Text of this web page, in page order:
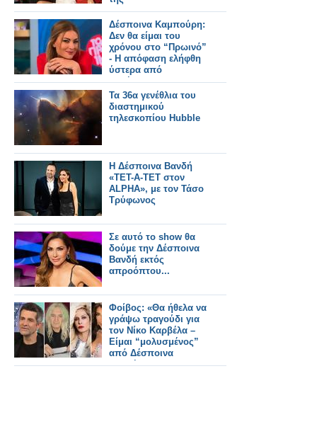
Δέσποινα Καμπούρη:
Δεν θα είμαι του
χρόνου στο “Πρωινό”
- Η απόφαση ελήφθη
ύστερα από
συζήτηση με το
κανάλι
Τα 36α γενέθλια του
διαστημικού
τηλεσκοπίου Hubble
Η Δέσποινα Βανδή
«ΤΕΤ-Α-ΤΕΤ στον
ALPHA», με τον Τάσο
Τρύφωνος
Σε αυτό το show θα
δούμε την Δέσποινα
Βανδή εκτός
απροόπτου...
Φοίβος: «Θα ήθελα να
γράψω τραγούδι για
τον Νίκο Καρβέλα –
Είμαι “μολυσμένος”
από Δέσποινα
Βανδή»